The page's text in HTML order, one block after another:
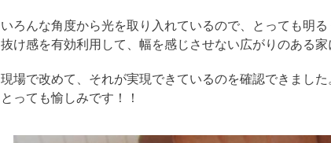
いろんな角度から光を取り入れているので、とっても明る
抜け感を有効利用して、幅を感じさせない広がりのある家
現場で改めて、それが実現できているのを確認できました
とっても愉しみです！！